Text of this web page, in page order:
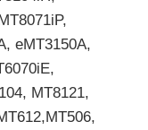
eMT3150A,
MT8121,